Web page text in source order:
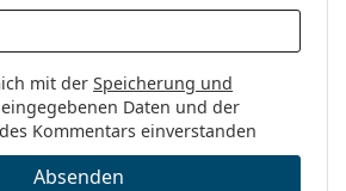
mit derSpeicherung und
Daten und der
Kommentars einverstanden
Absenden